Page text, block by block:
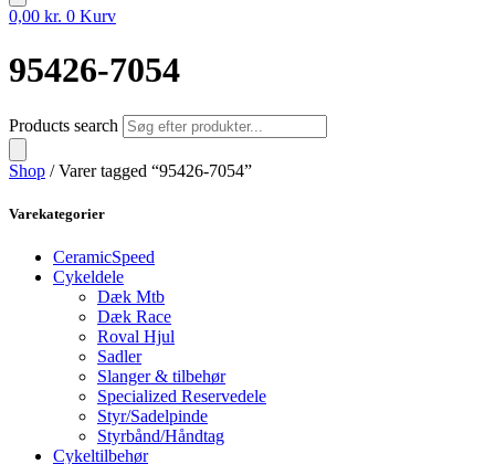
0,00 kr. 0 Kurv
95426-7054
Products search
Shop / Varer tagged “95426-7054”
Varekategorier
CeramicSpeed
Cykeldele
Dæk Mtb
Dæk Race
Roval Hjul
Sadler
Slanger & tilbehør
Specialized Reservedele
Styr/Sadelpinde
Styrbånd/Håndtag
Cykeltilbehør